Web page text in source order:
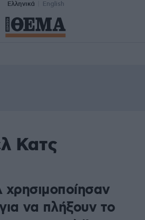
Ελληνικά English
Κατς
να πλήξουν το